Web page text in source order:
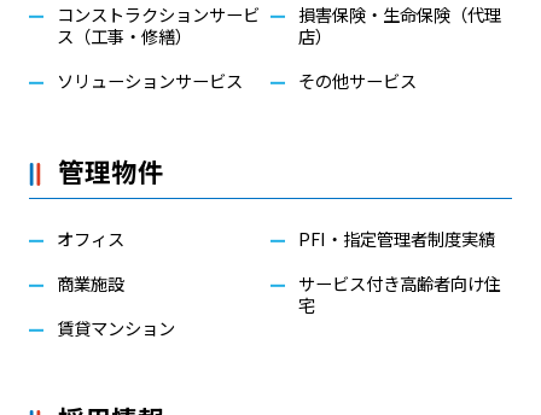
コンストラクションサービ
ス（工事・修繕）
ソリューションサービス
損害保険・生命保険（代理
店）
その他サービス
管理物件
オフィス
商業施設
賃貸マンション
PFI・指定管理者制度実績
サービス付き高齢者向け住
宅